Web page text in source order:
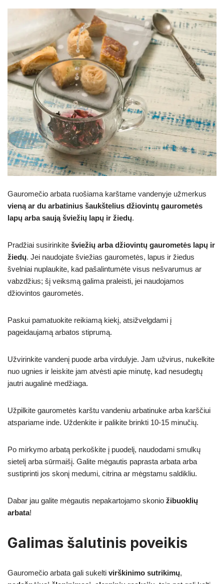
Gauromečio arbata ruošiama karštame vandenyje užmerkus
vieną ar du arbatinius šaukštelius džiovintų gaurometės
lapų arba saują šviežių lapų ir žiedų.
Pradžiai susirinkite šviežių arba džiovintų gaurometės lapų ir
žiedų. Jei naudojate šviežias gaurometės, lapus ir žiedus
švelniai nuplaukite, kad pašalintumėte visus nešvarumus ar
vabzdžius; šį veiksmą galima praleisti, jei naudojamos
džiovintos gaurometės.
Paskui pamatuokite reikiamą kiekį, atsižvelgdami į
pageidaujamą arbatos stiprumą.
Užvirinkite vandenį puode arba virdulyje. Jam užvirus, nukelkite
nuo ugnies ir leiskite jam atvėsti apie minutę, kad nesudegtų
jautri augalinė medžiaga.
Užpilkite gaurometės karštu vandeniu arbatinuke arba karščiui
atspariame inde. Uždenkite ir palikite brinkti 10-15 minučių.
Po mirkymo arbatą perkoškite į puodelį, naudodami smulkų
sietelį arba sūrmaišį. Galite mėgautis paprasta arbata arba
sustiprinti jos skonį medumi, citrina ar mėgstamu saldikliu.
Dabar jau galite mėgautis nepakartojamo skonio žibuoklių
arbata!
Galimas šalutinis poveikis
Gauromečio arbata gali sukelti virškinimo sutrikimų,